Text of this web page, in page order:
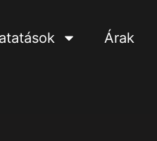
Árak